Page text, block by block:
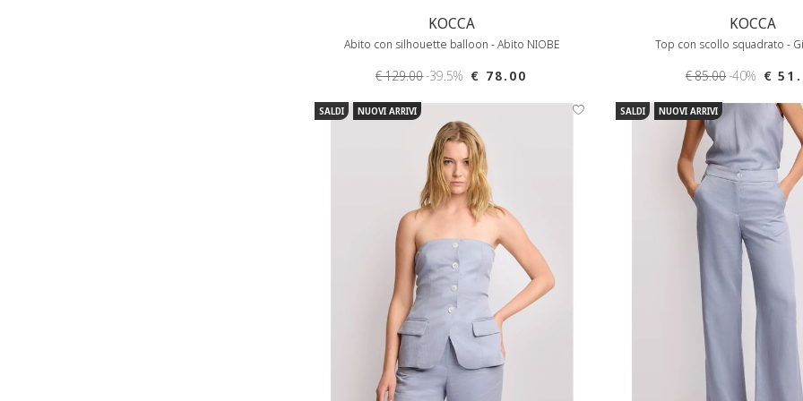
KOCCA
Abito con silhouette balloon - Abito NIOBE
€ 129.00-39.5% € 78.00
KOCCA
Top con scollo squadrato -
€ 85.00-40% €
SALDI NUOVI ARRIVI SALDI NUOVI ARRIVI